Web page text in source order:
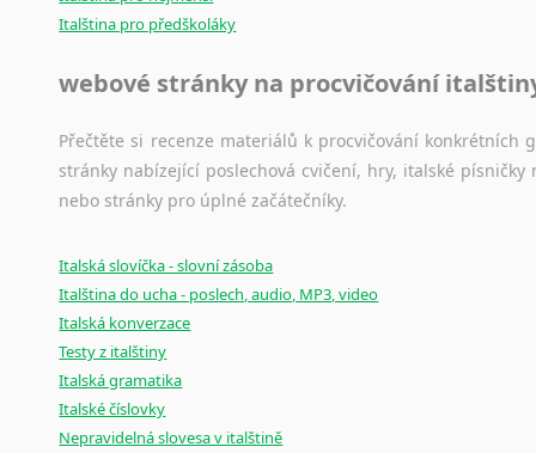
Italština pro předškoláky
webové stránky na procvičování
Přečtěte si recenze materiálů k procvičování
stránky nabízející poslechová cvičení, hry, italské
nebo stránky pro úplné začátečníky.
Italská slovíčka - slovní zásoba
Italština do ucha - poslech, audio, MP3, video
Italská konverzace
Testy z italštiny
Italská gramatika
Italské číslovky
Nepravidelná slovesa v italštině